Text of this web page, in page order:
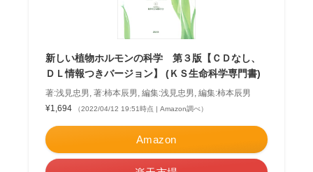
新しい植物ホルモンの科学 第３版【ＣＤなし、
ＤＬ情報つきバージョン】 (ＫＳ生命科学専門書)
著:浅見忠男, 著:柿本辰男, 編集:浅見忠男, 編集:柿本辰男
¥1,694
（2022/04/12 19:51時点 | Amazon調べ）
Amazon